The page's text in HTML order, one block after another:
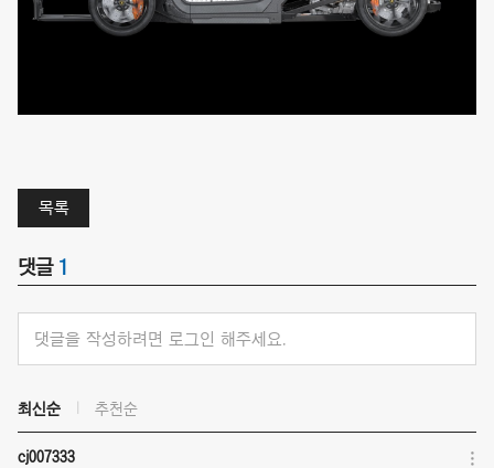
목록
댓글 1
댓글을 작성하려면 로그인 해주세요.
최신순 추천순
cj007333